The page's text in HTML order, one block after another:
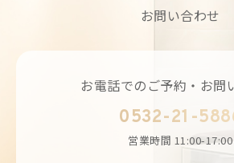
お問い合わせ
お電話でのご予約・お問
0532-21-
営業時間 11:00-17:00